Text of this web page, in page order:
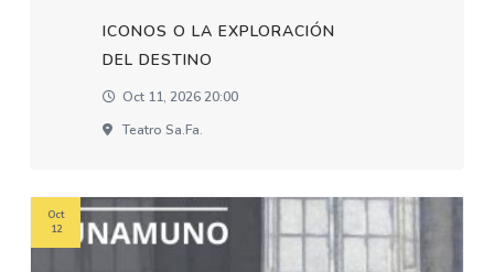
ICONOS O LA EXPLORACIÓN
DEL DESTINO
Oct 11, 2026 20:00
Teatro Sa.fa.
Oct
12